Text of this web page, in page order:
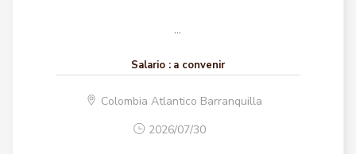
...
Salario : a convenir
Colombia Atlantico Barranquilla
2026/07/30